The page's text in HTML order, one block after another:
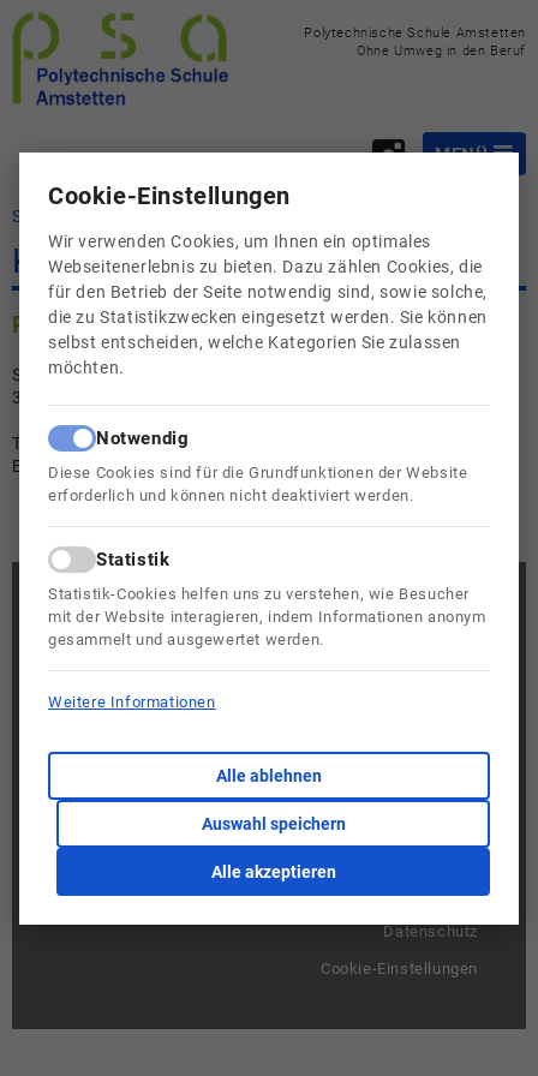
Polytechnische Schule Amstetten
Ohne Umweg in den Beruf
MENÜ
Startseite
Über uns
Fachbereiche
Berufsorientierung
Unsere Klassen
Downloads
Kontaktieren
Startseite
Kontakt
Polytechnische Schule Amstetten
Siedlungsstraße 2
3300 Amstetten
Telefon: 07472 68464
Email:pts.amstetten@noeschule.at
Polytechnische Schule Amstetten
Siedlungsstraße 2
3300 Amstetten
07472 68464
Email:pts.amstetten@noeschule.at
Datenschutz
Cookie-Einstellungen
Cookie-Einstellungen
Wir verwenden Cookies, um Ihnen ein optimales
Webseitenerlebnis zu bieten. Dazu zählen Cookies, die
für den Betrieb der Seite notwendig sind, sowie solche,
die zu Statistikzwecken eingesetzt werden. Sie können
selbst entscheiden, welche Kategorien Sie zulassen
möchten.
Notwendig
Diese Cookies sind für die Grundfunktionen der Website
erforderlich und können nicht deaktiviert werden.
Statistik
Statistik-Cookies helfen uns zu verstehen, wie Besucher
mit der Website interagieren, indem Informationen anonym
gesammelt und ausgewertet werden.
Weitere Informationen
Alle ablehnen
Auswahl speichern
Alle akzeptieren